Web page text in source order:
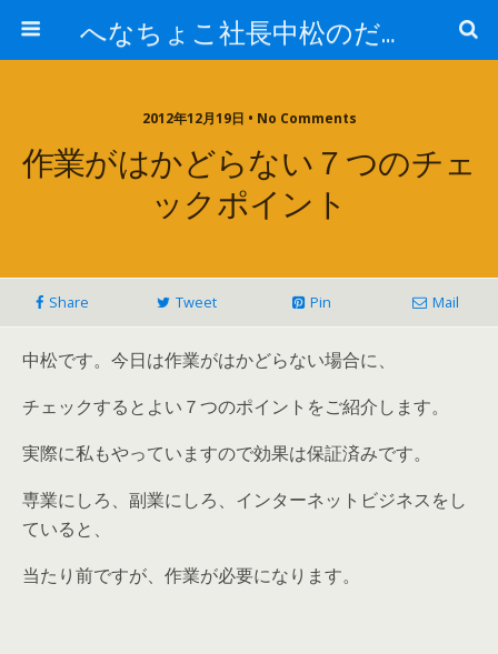
へなちょこ社長中松のだるだる日記
2012年12月19日 • No Comments
作業がはかどらない７つのチェ
ックポイント
Share Tweet Pin Mail
中松です。今日は作業がはかどらない場合に、
チェックするとよい７つのポイントをご紹介します。
実際に私もやっていますので効果は保証済みです。
専業にしろ、副業にしろ、インターネットビジネスをし
ていると、
当たり前ですが、作業が必要になります。